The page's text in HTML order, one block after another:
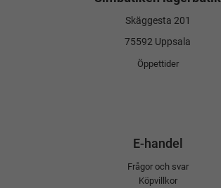
Skäggesta 201
75592 Uppsala
Öppettider
E-handel
Frågor och svar
Köpvillkor